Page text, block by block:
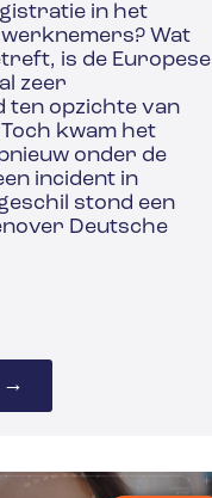
in het
Wat
is de Europese
zeer
ten opzichte van
kwam het
onder de
incident in
stond een
Deutsche
→